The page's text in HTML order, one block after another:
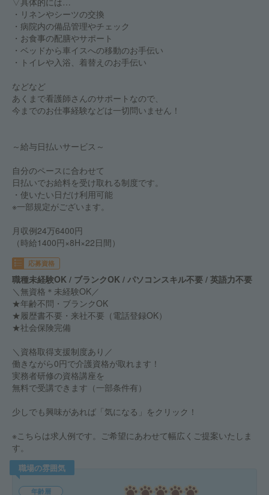
・リネンやシーツの交換
・病院内の備品管理やチェック
・お食事の配膳やサポート
・ベッドから車イスへの移動のお手伝い
・トイレや入浴、着替えのお手伝い
などなど
あくまで看護師さんのサポートなので、
今までのお仕事経験などは一切問いません！
～給与日払いサービス～
自分のペースに合わせて
日払いでお給料を受け取れる制度です。
・使いたい日だけ利用可能
※一部規定がございます。
月収例24万6400円
（時給1400円×8H×22日間）
応募資格
職種未経験OK / ブランクOK / パソコンスキル不要 / 英語力不要
＼無資格＊未経験OK／
★年齢不問・ブランクOK
★履歴書不要・来社不要（電話登録OK）
★社会保険完備
＼資格取得支援制度あり／
働きながら0円で介護資格が取れます！
実務者研修の資格講座を
無料で受講できます（一部条件有）
少しでも興味があれば「気になる」をクリック！
※こちらは求人例です。ご希望にあわせて幅広くご提案いたしま
す。
職場の雰囲気
年齢層